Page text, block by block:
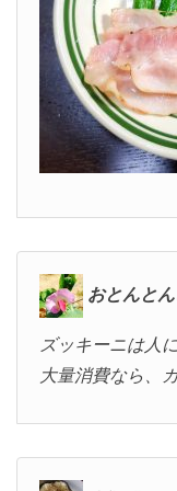
おとんと
ズッキーニは人
大量消費なら、